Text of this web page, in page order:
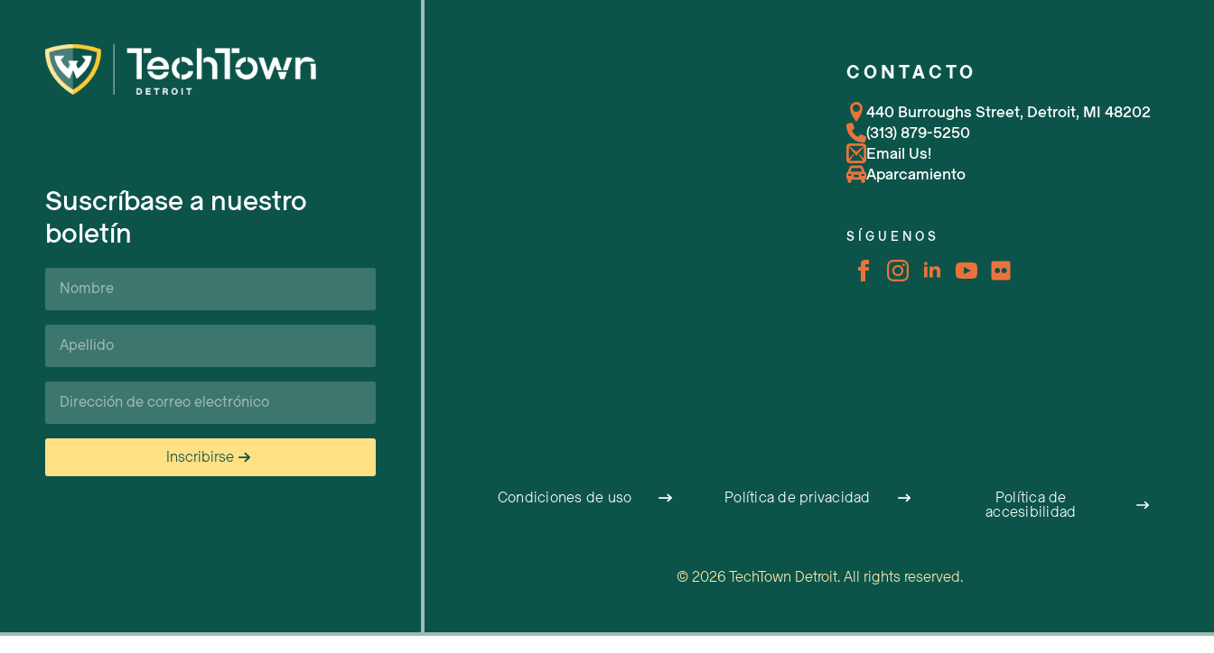
Suscríbase a nuestro
boletín
Nombre
Apellido*
Correo
electrónico
Inscribirse
CONTACTO
440 Burroughs Street, Detroit, MI 48202
(313) 879-5250
Email Us!
Aparcamiento
SÍGUENOS
Condiciones de uso Política de privacidad Política de
accesibilidad
© 2026 TechTown Detroit. All rights reserved.